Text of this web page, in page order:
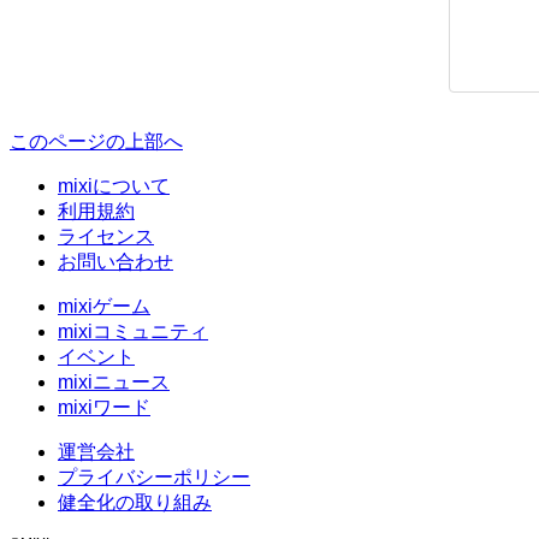
このページの上部へ
mixiについて
利用規約
ライセンス
お問い合わせ
mixiゲーム
mixiコミュニティ
イベント
mixiニュース
mixiワード
運営会社
プライバシーポリシー
健全化の取り組み